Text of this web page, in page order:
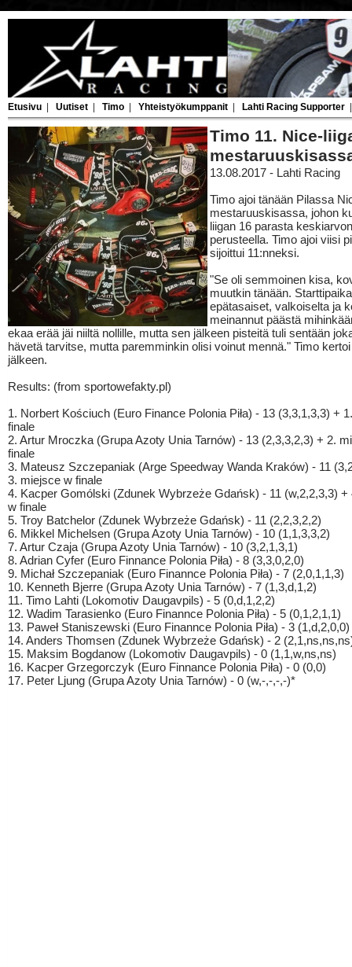
Etusivu Uutiset Timo Yhteistyökumppanit Lahti Racing Supporter
Timo 11. Nice-
13.08.2017 - Lahti Racing
Timo ajoi tänään Pilassa
mestaruuskisassa, johon
liigan 16 parasta keskiarvon
perusteella. Timo ajoi viisi
sijoittui 11:nneksi.
"Se oli semmoinen kisa,
muutkin tänään.
epätasaiset, valkoiselta ja
meinannut päästä
ekaa erää jäi niiltä nollille, mutta sen jälkeen pisteitä tuli sentään
hävetä tarvitse, mutta paremminkin olisi voinut mennä." Timo
jälkeen.
Results: (from sportowefakty.pl)
1. Norbert Kościuch (Euro Finance Polonia Piła) - 13 (3,3,1,3,3) +
finale
2. Artur Mroczka (Grupa Azoty Unia Tarnów) - 13 (2,3,3,2,3) + 2.
finale
3. Mateusz Szczepaniak (Arge Speedway Wanda Kraków) - 11
3. miejsce w finale
4. Kacper Gomólski (Zdunek Wybrzeże Gdańsk) - 11 (w,2,2,3,3) +
w finale
5. Troy Batchelor (Zdunek Wybrzeże Gdańsk) - 11 (2,2,3,2,2)
6. Mikkel Michelsen (Grupa Azoty Unia Tarnów) - 10 (1,1,3,3,2)
7. Artur Czaja (Grupa Azoty Unia Tarnów) - 10 (3,2,1,3,1)
8. Adrian Cyfer (Euro Finnance Polonia Piła) - 8 (3,3,0,2,0)
9. Michał Szczepaniak (Euro Finannce Polonia Piła) - 7 (2,0,1,1,3)
10. Kenneth Bjerre (Grupa Azoty Unia Tarnów) - 7 (1,3,d,1,2)
11. Timo Lahti (Lokomotiv Daugavpils) - 5 (0,d,1,2,2)
12. Wadim Tarasienko (Euro Finannce Polonia Piła) - 5 (0,1,2,1,1)
13. Paweł Staniszewski (Euro Finannce Polonia Piła) - 3 (1,d,2,0,0)
14. Anders Thomsen (Zdunek Wybrzeże Gdańsk) - 2
15. Maksim Bogdanow (Lokomotiv Daugavpils) - 0 (1,1,w,ns,ns)
16. Kacper Grzegorczyk (Euro Finnance Polonia Piła) - 0 (0,0)
17. Peter Ljung (Grupa Azoty Unia Tarnów) - 0 (w,-,-,-,-)*